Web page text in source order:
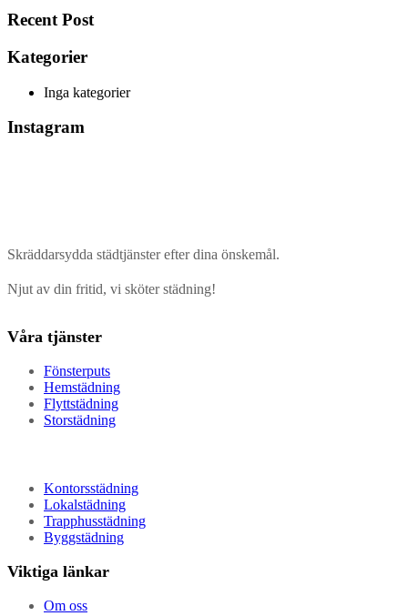
Recent Post
Kategorier
Inga kategorier
Instagram
Skräddarsydda städtjänster efter dina önskemål.
Njut av din fritid, vi sköter städning!
Våra tjänster
Fönsterputs
Hemstädning
Flyttstädning
Storstädning
Kontorsstädning
Lokalstädning
Trapphusstädning
Byggstädning
Viktiga länkar
Om oss